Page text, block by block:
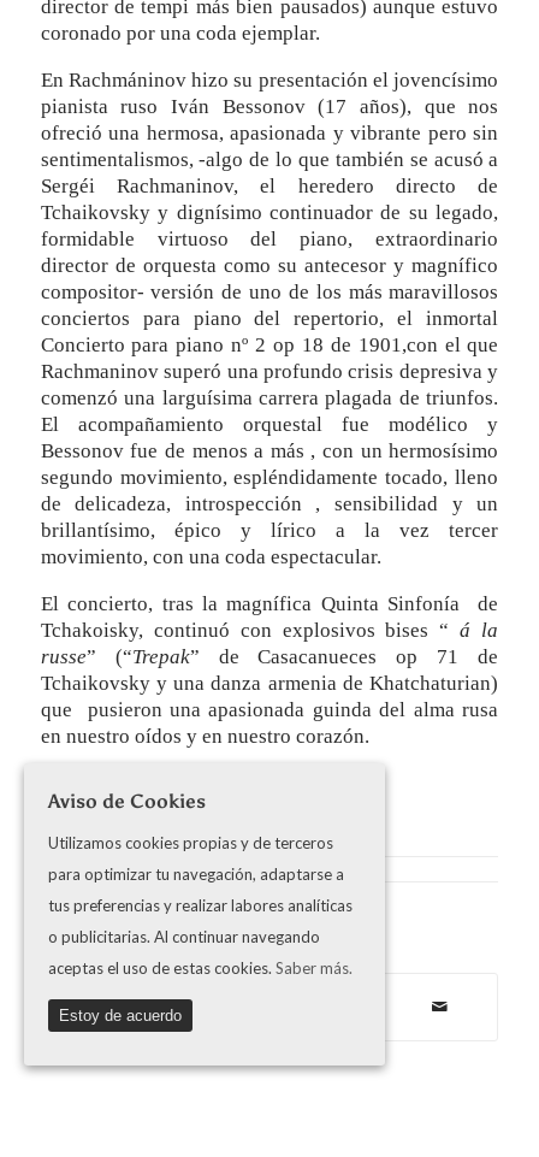
director de tempi más bien pausados) aunque estuvo
coronado por una coda ejemplar.
En Rachmáninov hizo su presentación el jovencísimo
pianista ruso Iván Bessonov (17 años), que nos
ofreció una hermosa, apasionada y vibrante pero sin
sentimentalismos, -algo de lo que también se acusó a
Sergéi Rachmaninov, el heredero directo de
Tchaikovsky y dignísimo continuador de su legado,
formidable virtuoso del piano, extraordinario
director de orquesta como su antecesor y magnífico
compositor- versión de uno de los más maravillosos
conciertos para piano del repertorio, el inmortal
Concierto para piano nº 2 op 18 de 1901,con el que
Rachmaninov superó una profundo crisis depresiva y
comenzó una larguísima carrera plagada de triunfos.
El acompañamiento orquestal fue modélico y
Bessonov fue de menos a más , con un hermosísimo
segundo movimiento, espléndidamente tocado, lleno
de delicadeza, introspección , sensibilidad y un
brillantísimo, épico y lírico a la vez tercer
movimiento, con una coda espectacular.
El concierto, tras la magnífica Quinta Sinfonía de
Tchakoisky, continuó con explosivos bises “á la
russe” (“Trepak” de Casacanueces op 71 de
Tchaikovsky y una danza armenia de Khatchaturian)
que pusieron una apasionada guinda del alma rusa
en nuestro oídos y en nuestro corazón.
Share this entry
Aviso de Cookies
Utilizamos cookies propias y de terceros
para optimizar tu navegación, adaptarse a
tus preferencias y realizar labores analíticas
o publicitarias. Al continuar navegando
aceptas el uso de estas cookies. Saber más.
Estoy de acuerdo